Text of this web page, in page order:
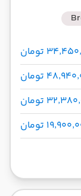
تومان
تومان
تومان
تومان